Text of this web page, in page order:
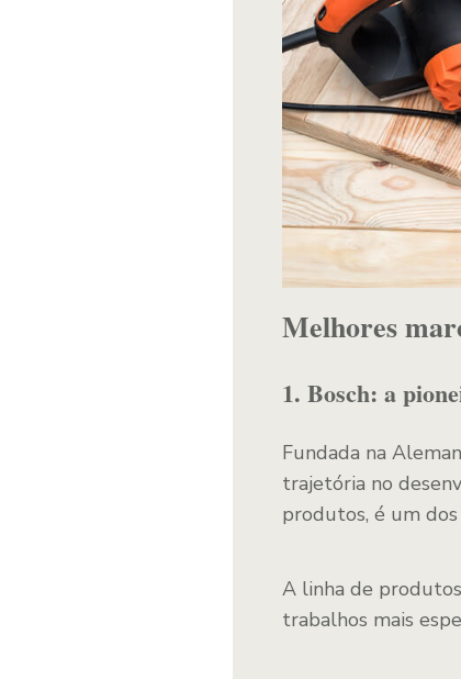
Melhores
1. Bosch: a
Fundada na
trajetória no
produtos, é um
A linha de
trabalhos mais